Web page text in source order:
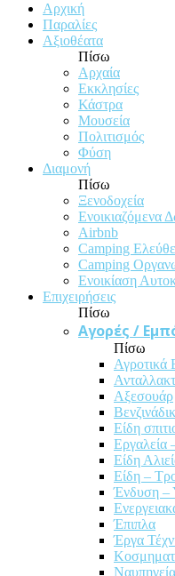
Αρχική
Παραλίες
Αξιοθέατα
Πίσω
Αρχαία
Εκκλησίες
Κάστρα
Μουσεία
Πολιτισμός
Φύση
Διαμονή
Πίσω
Ξενοδοχεία
Ενοικιαζόμενα
Airbnb
Camping
Camping
Ενοικίαση
Επιχειρήσεις
Πίσω
Αγορές /
Πίσω
Αγροτικά
Αξεσουάρ
Είδη
Εργαλεία
Είδη
Είδη –
Ένδυση –
Έπιπλα
Έργα
Ναυπηγεία